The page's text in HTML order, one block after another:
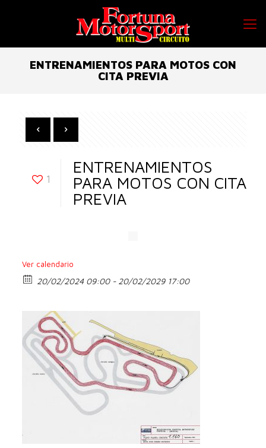
ENTRENAMIENTOS PARA MOTOS CON
CITA PREVIA
1
ENTRENAMIENTOS
PARA MOTOS CON CITA
PREVIA
Ver calendario
20/02/2024 09:00 - 20/02/2029 17:00